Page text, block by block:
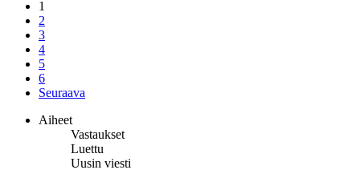
1
2
3
4
5
6
Seuraava
Aiheet
Vastaukset
Luettu
Uusin viesti